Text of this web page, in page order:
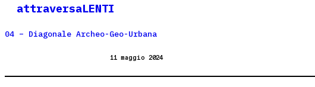
attraversaLENTI
04 – Diagonale Archeo-Geo-Urbana
11 maggio 2024